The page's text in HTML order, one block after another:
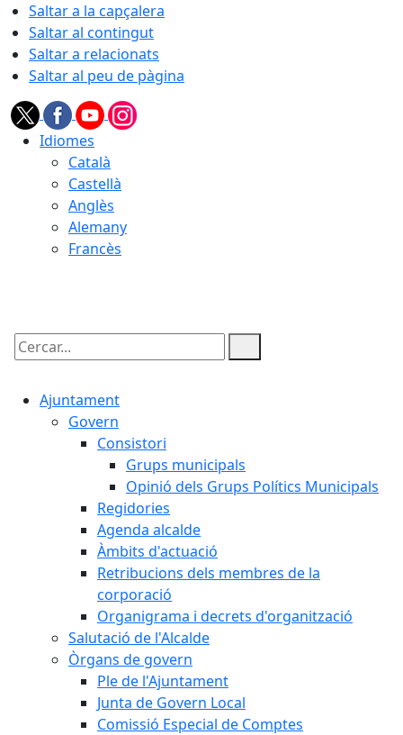
Saltar a la capçalera
Saltar al contingut
Saltar a relacionats
Saltar al peu de pàgina
Idiomes
Català
Castellà
Anglès
Alemany
Francès
Cercar:
Ajuntament
Govern
Consistori
Grups municipals
Opinió dels Grups Polítics Municipals
Regidories
Agenda alcalde
Àmbits d'actuació
Retribucions dels membres de la
corporació
Organigrama i decrets d'organització
Salutació de l'Alcalde
Òrgans de govern
Ple de l'Ajuntament
Junta de Govern Local
Comissió Especial de Comptes